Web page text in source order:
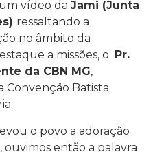
vídeo da Jami (Junta
ressaltando a
no âmbito da
a missões, o Pr.
da CBN MG,
Convenção Batista
o povo a adoração
então a palavra